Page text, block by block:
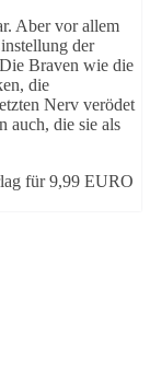
Aber vor allem
der
Braven wie die
die
Nerv verödet
auch, die sie als
für 9,99 EURO